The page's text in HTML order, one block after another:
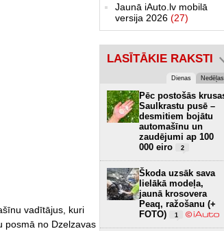
vadītājus, kuri
posmā no Dzelzavas
Jaunā iAuto.lv mobilā
versija 2026 (27)
LASĪTĀKIE RAKSTI
Dienas Nedēļas
Pēc postošās
Saulkrastu pusē –
desmitiem bojātu
automašīnu un
zaudējumi ap 100
000 eiro
2
Škoda uzsāk sava
lielākā modeļa,
jaunā krosovera
Peaq, ražošanu (+
FOTO)
1